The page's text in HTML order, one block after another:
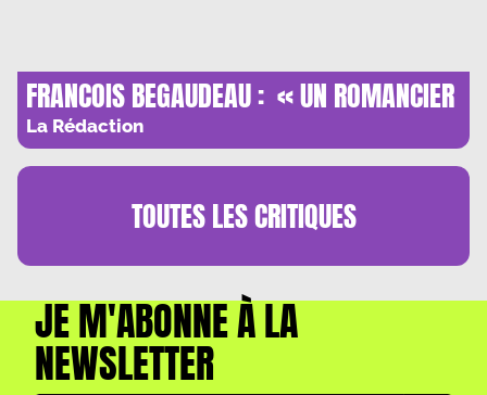
FRANCOIS BEGAUDEAU : « UN ROMANCIER
DOIT AVOIR POUR RELIGION LA JUSTESSE,
LE REEL ET LA COMPLEXITE »
La Rédaction
TOUTES LESCRITIQUES
JE M'ABONNE À LA
NEWSLETTER